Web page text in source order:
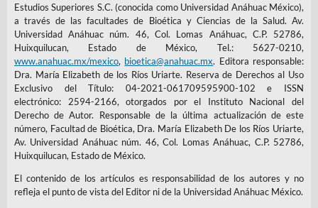
Estudios Superiores S.C. (conocida como Universidad Anáhuac México),
a través de las facultades de Bioética y Ciencias de la Salud. Av.
Universidad Anáhuac núm. 46, Col. Lomas Anáhuac, C.P. 52786,
Huixquilucan, Estado de México, Tel.: 5627-0210,
www.anahuac.mx/mexico, bioetica@anahuac.mx. Editora responsable:
Dra. María Elizabeth de los Ríos Uriarte. Reserva de Derechos al Uso
Exclusivo del Título: 04-2021-061709595900-102 e ISSN
electrónico: 2594-2166, otorgados por el Instituto Nacional del
Derecho de Autor. Responsable de la última actualización de este
número, Facultad de Bioética, Dra. María Elizabeth De los Ríos Uriarte,
Av. Universidad Anáhuac núm. 46, Col. Lomas Anáhuac, C.P. 52786,
Huixquilucan, Estado de México.
El contenido de los artículos es responsabilidad de los autores y no
refleja el punto de vista del Editor ni de la Universidad Anáhuac México.